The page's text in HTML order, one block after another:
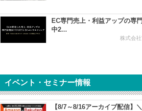
EC専門売上・利益アップの専
中2...
株式会
イベント・セミナー情報
【8/7～8/16アーカイブ配信】